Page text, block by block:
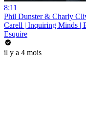
8:11
Phil Dunster & Charly
Carell | Inquiring Minds |
Esquire
il y a 4 mois